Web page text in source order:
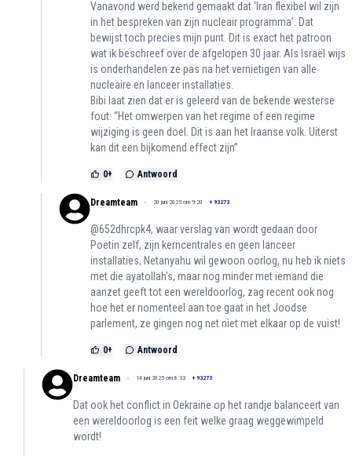
Vanavond werd bekend gemaakt dat ‘Iran flexibel wil zijn
in het bespreken van zijn nucleair programma’. Dat
bewijst toch precies mijn punt. Dit is exact het patroon
wat ik beschreef over de afgelopen 30 jaar. Als Israël wijs
is onderhandelen ze pas na het vernietigen van alle
nucleaire en lanceer installaties.
Bibi laat zien dat er is geleerd van de bekende westerse
fout: “Het omwerpen van het regime of een regime
wijziging is geen doel. Dit is aan het Iraanse volk. Uiterst
kan dit een bijkomend effect zijn”
0+ Antwoord
Dreamteam 20 juni 2025 om 9:20 + 93273
@652dhrcpk4, waar verslag van wordt gedaan door
Poetin zelf, zijn kerncentrales en geen lanceer
installaties, Netanyahu wil gewoon oorlog, nu heb ik niets
met die ayatollah's, maar nog minder met iemand die
aanzet geeft tot een wereldoorlog, zag recent ook nog
hoe het er nomenteel aan toe gaat in het Joodse
parlement, ze gingen nog net niet met elkaar op de vuist!
0+ Antwoord
Dreamteam 14 juni 2025 om 8:33 + 93273
Dat ook het conflict in Oekraine op het randje balanceert van
een wereldoorlog is een feit welke graag weggewimpeld
wordt!